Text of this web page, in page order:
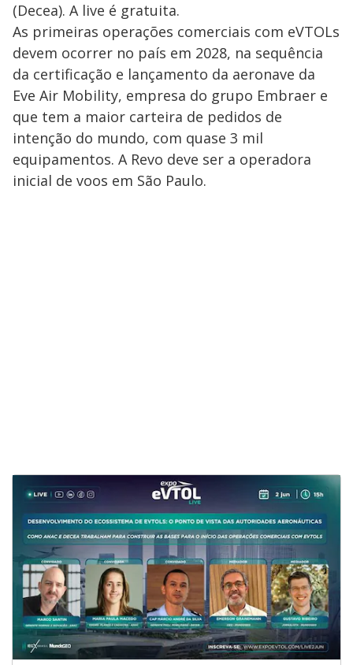
(Decea). A live é gratuita.
As primeiras operações comerciais com eVTOLs
devem ocorrer no país em 2028, na sequência
da certificação e lançamento da aeronave da
Eve Air Mobility, empresa do grupo Embraer e
que tem a maior carteira de pedidos de
intenção do mundo, com quase 3 mil
equipamentos. A Revo deve ser a operadora
inicial de voos em São Paulo.